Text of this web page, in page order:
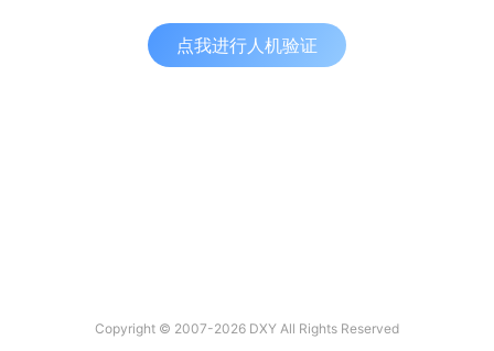
点我进行人机验证
Copyright © 2007-2026 DXY All Rights Reserved